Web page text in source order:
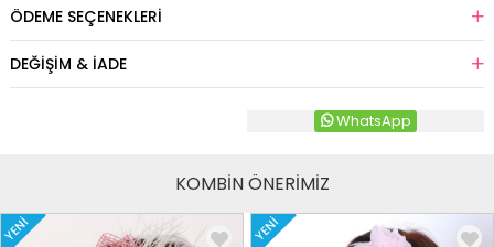
ÖDEME SEÇENEKLERI
DEĞIŞIM & İADE
WhatsApp
KOMBİN ÖNERİMİZ
YENI YENI